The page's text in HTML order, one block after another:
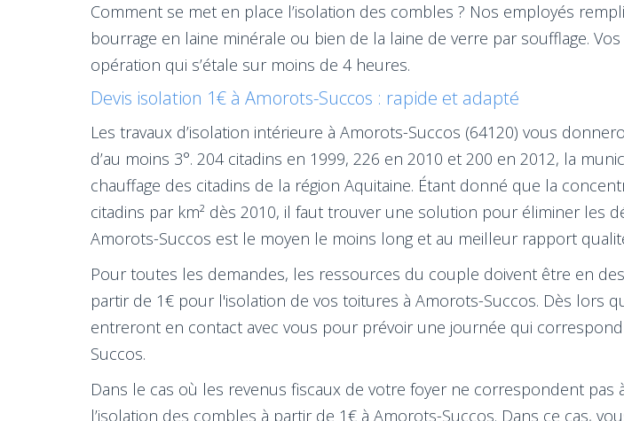
Comment se met en place l’isolation des combles ? Nos employés
bourrage en laine minérale ou bien de la laine de verre par soufflage.
opération qui s’étale sur moins de 4 heures.
Devis isolation 1€ à Amorots-Succos : rapide et adapté
Les travaux d’isolation intérieure à Amorots-Succos (64120) vous
d’au moins 3°. 204 citadins en 1999, 226 en 2010 et 200 en 2012, la
chauffage des citadins de la région Aquitaine. Étant donné que la
citadins par km² dès 2010, il faut trouver une solution pour éliminer les
Amorots-Succos est le moyen le moins long et au meilleur rapport
Pour toutes les demandes, les ressources du couple doivent être en
partir de 1€ pour l'isolation de vos toitures à Amorots-Succos. Dès lors
entreront en contact avec vous pour prévoir une journée qui
Succos.
Dans le cas où les revenus fiscaux de votre foyer ne correspondent pas
l’isolation des combles à partir de 1€ à Amorots-Succos. Dans ce cas,